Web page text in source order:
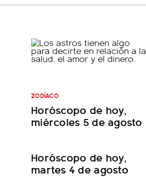
ZODÍACO
Horóscopo de hoy,
miércoles 5 de agosto
Horóscopo de hoy,
martes 4 de agosto